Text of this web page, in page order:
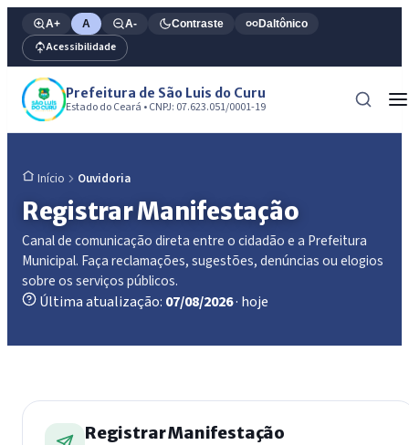
A+ A A- Contraste Daltônico
Acessibilidade
Prefeitura de São Luis do Curu
Estado do Ceará • CNPJ: 07.623.051/0001-19
Início Ouvidoria
Registrar Manifestação
Canal de comunicação direta entre o cidadão e a Prefeitura
Municipal. Faça reclamações, sugestões, denúncias ou elogios
sobre os serviços públicos.
Última atualização: 07/08/2026· hoje
Registrar Manifestação